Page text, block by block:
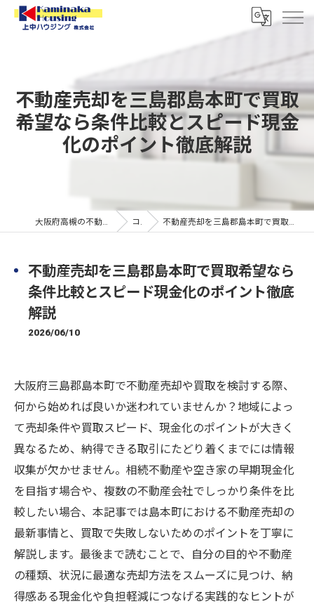
不動産売却を三島郡島本町で買取
希望なら条件比較とスピード現金
化のポイント徹底解説
大阪府高槻の不動産なら上中ハウジング株式会社 コラム 不動産売却を三島郡島本町で買取希望なら条件比較とスピード現金化のポイント徹底解説
不動産売却を三島郡島本町で買取希望なら
条件比較とスピード現金化のポイント徹底
解説
2026/06/10
大阪府三島郡島本町で不動産売却や買取を検討する際、
何から始めれば良いか迷われていませんか？地域によっ
て売却条件や買取スピード、現金化のポイントが大きく
異なるため、納得できる取引にたどり着くまでには情報
収集が欠かせません。相続不動産や空き家の早期現金化
を目指す場合や、複数の不動産会社でしっかり条件を比
較したい場合、本記事では島本町における不動産売却の
最新事情と、買取で失敗しないためのポイントを丁寧に
解説します。最後まで読むことで、自分の目的や不動産
の種類、状況に最適な売却方法をスムーズに見つけ、納
得感ある現金化や負担軽減につなげる実践的なヒントが